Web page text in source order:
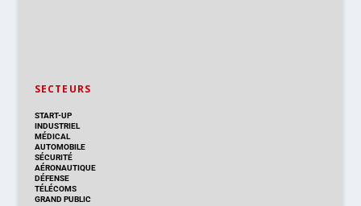
SECTEURS
START-UP
INDUSTRIEL
MÉDICAL
AUTOMOBILE
SÉCURITÉ
AÉRONAUTIQUE
DÉFENSE
TÉLÉCOMS
GRAND PUBLIC